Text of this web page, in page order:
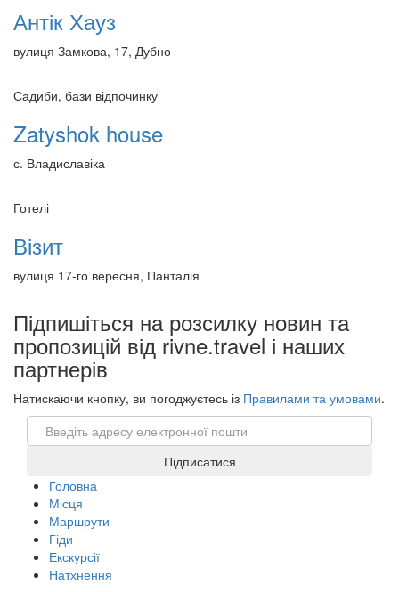
Антік Хауз
вулиця Замкова, 17, Дубно
Садиби, бази відпочинку
Zatyshok house
с. Владиславіка
Готелі
Візит
вулиця 17-го вересня, Панталія
Підпишіться на розсилку новин та
пропозицій від rivne.travel і наших
партнерів
Натискаючи кнопку, ви погоджуєтесь із Правилами та умовами.
Email
Підписатися
Головна
Місця
Маршрути
Гіди
Екскурсії
Натхнення